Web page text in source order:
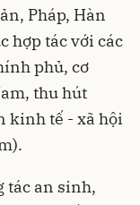
Pháp, Hàn
hợp tác với các
phủ, cơ
thu hút
kinh tế - xã hội
tác an sinh,